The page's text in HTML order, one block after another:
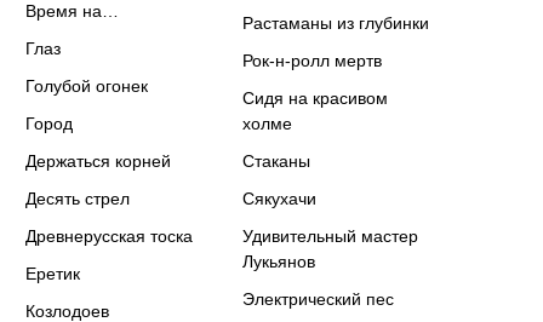
Время на…
Глаз
Голубой огонек
Город
Держаться корней
Десять стрел
Древнерусская тоска
Еретик
Козлодоев
Растаманы из глубинки
Рок-н-ролл мертв
Сидя на красивом
холме
Стаканы
Сякухачи
Удивительный мастер
Лукьянов
Электрический пес